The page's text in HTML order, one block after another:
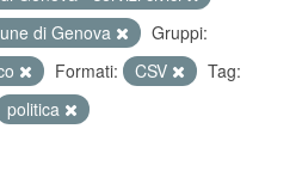
di Genova
Gruppi:
Formati: CSV
Tag:
politica